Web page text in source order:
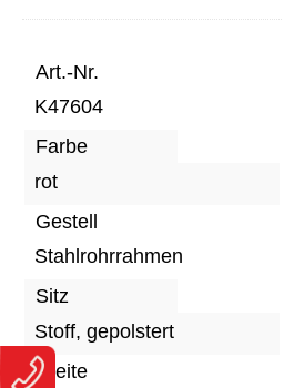
Art.-Nr.
K47604
Farbe
rot
Gestell
Stahlrohrrahmen
Sitz
Stoff, gepolstert
Breite